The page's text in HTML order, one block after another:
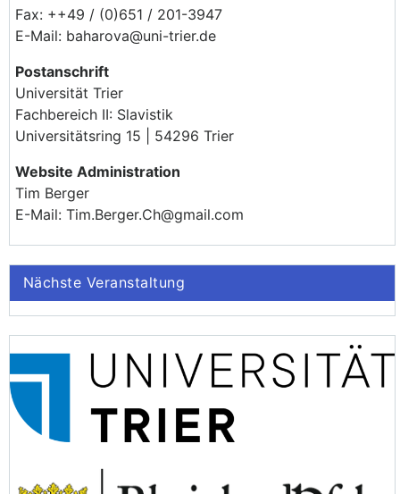
Fax: ++49 / (0)651 / 201-3947
E-Mail: baharova@uni-trier.de
Postanschrift
Universität Trier
Fachbereich II: Slavistik
Universitätsring 15 | 54296 Trier
Website Administration
Tim Berger
E-Mail: Tim.Berger.Ch@gmail.com
Nächste Veranstaltung